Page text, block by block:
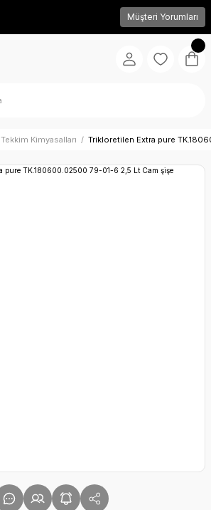
Müşteri Yorumları
Tekkim Kimyasalları Trikloretilen Extra pure